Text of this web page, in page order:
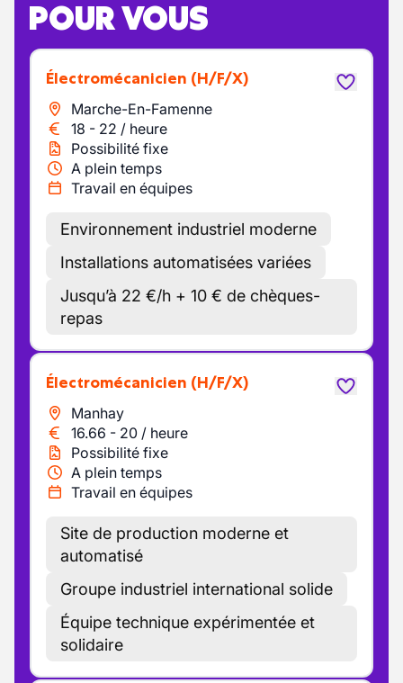
POUR VOUS
Électromécanicien (H/F/X)
Marche-En-Famenne
18 - 22 / heure
Possibilité fixe
A plein temps
Travail en équipes
Environnement industriel moderne
Installations automatisées variées
Jusqu’à 22 €/h + 10 € de chèques-
repas
Électromécanicien (H/F/X)
Manhay
16.66 - 20 / heure
Possibilité fixe
A plein temps
Travail en équipes
Site de production moderne et
automatisé
Groupe industriel international solide
Équipe technique expérimentée et
solidaire